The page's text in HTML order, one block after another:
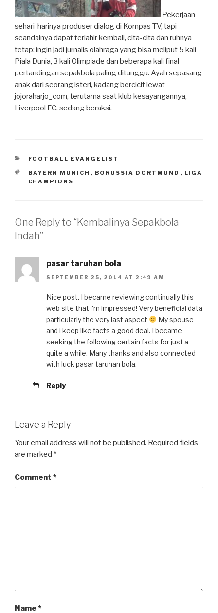
Pekerjaan
sehari-harinya produser dialog di Kompas TV, tapi
seandainya dapat terlahir kembali, cita-cita dan ruhnya
tetap: ingin jadi jurnalis olahraga yang bisa meliput 5 kali
Piala Dunia, 3 kali Olimpiade dan beberapa kali final
pertandingan sepakbola paling ditunggu. Ayah sepasang
anak dari seorang isteri, kadang bercicit lewat
jojoraharjo_com, terutama saat klub kesayangannya,
Liverpool FC, sedang beraksi.
CATEGORIES
FOOTBALL EVANGELIST
TAGS
BAYERN MUNICH , BORUSSIA DORTMUND , LIGA
CHAMPIONS
One Reply to “Kembalinya Sepakbola
Indah”
pasar taruhan bola
SEPTEMBER 25, 2014 AT 2:49 AM
Nice post. I became reviewing continually this
web site that i’m impressed! Very beneficial data
particularly the very last aspect
My spouse
and i keep like facts a good deal. I became
seeking the following certain facts for just a
quite a while. Many thanks and also connected
with luck pasar taruhan bola.
Reply
Leave a Reply
Your email address will not be published. Required fields
are marked *
Comment *
Name *